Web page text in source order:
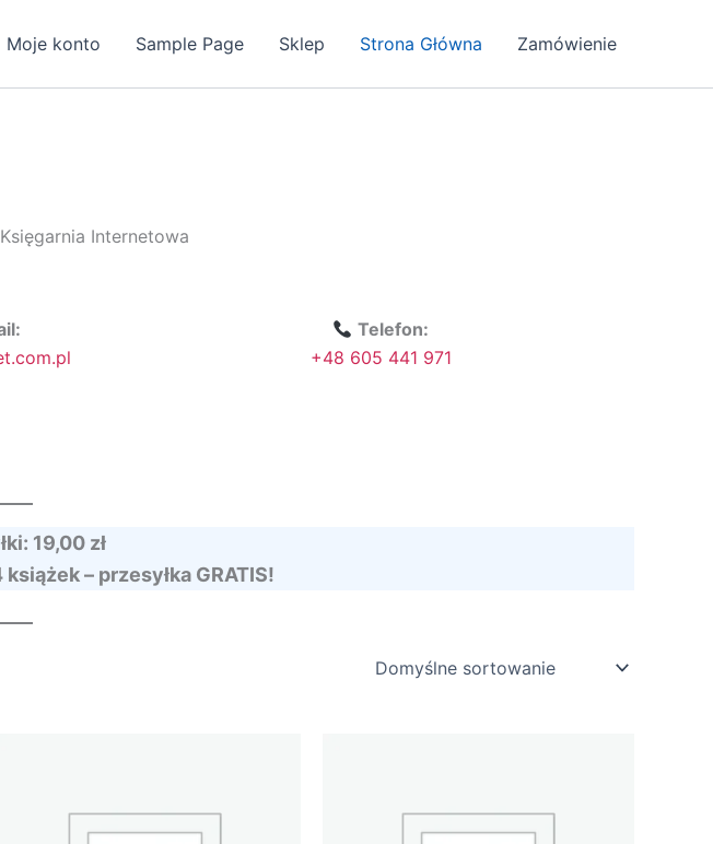
Moje konto Sample Page Sklep Strona Główna Zamówienie
Internetowa
Telefon:
+48 605 441 971
19,00 zł
– przesyłka GRATIS!